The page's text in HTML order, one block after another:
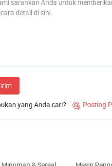
yang Anda cari?  Posting